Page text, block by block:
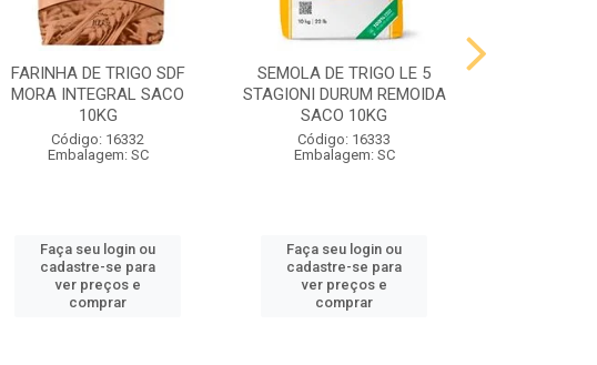
FARINHA DE TRIGO SDF
MORA INTEGRAL SACO
10KG
Código: 16332
Embalagem: SC
Faça seu login ou
cadastre-se para
ver preços e
comprar
SEMOLA DE TRIGO LE 5
STAGIONI DURUM REMOIDA
SACO 10KG
Código: 16333
Embalagem: SC
Faça seu login ou
cadastre-se para
ver preços e
comprar